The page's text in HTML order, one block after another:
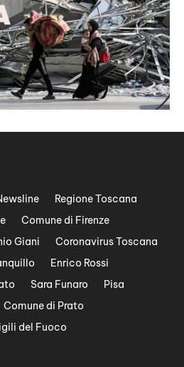
Regione Toscana
Comune di Firenze
Giani
Coronavirus Toscana
Enrico Rossi
Sara Funaro
Pisa
Comune di Prato
del Fuoco